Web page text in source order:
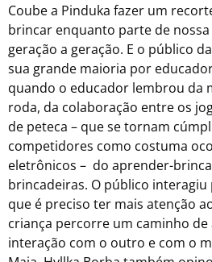
Coube a Pinduka fazer um
brincar enquanto parte de
geração a geração. E o público
sua grande maioria por
quando o educador lembrou da
roda, da colaboração entre os
de peteca – que se tornam
competidores como costuma
eletrônicos – do aprender-
brincadeiras. O público
que é preciso ter mais atenção
criança percorre um caminho de
interação com o outro e com o